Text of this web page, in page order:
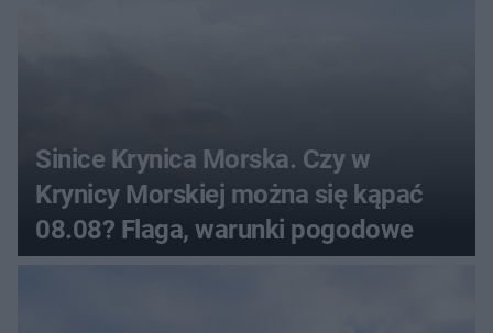
Sinice Krynica Morska. Czy w
Krynicy Morskiej można się kąpać
08.08? Flaga, warunki pogodowe